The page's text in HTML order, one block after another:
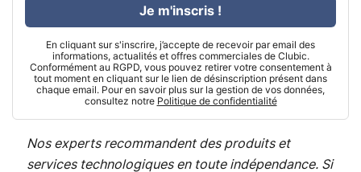
En cliquant sur s'inscrire, j’accepte de recevoir par email des
informations, actualités et offres commerciales de Clubic.
Conformément au RGPD, vous pouvez retirer votre consentement à
tout moment en cliquant sur le lien de désinscription présent dans
chaque email. Pour en savoir plus sur la gestion de vos données,
consultez notre Politique de confidentialité
Je m'inscris !
Nos experts recommandent des produits et
services technologiques en toute indépendance. Si